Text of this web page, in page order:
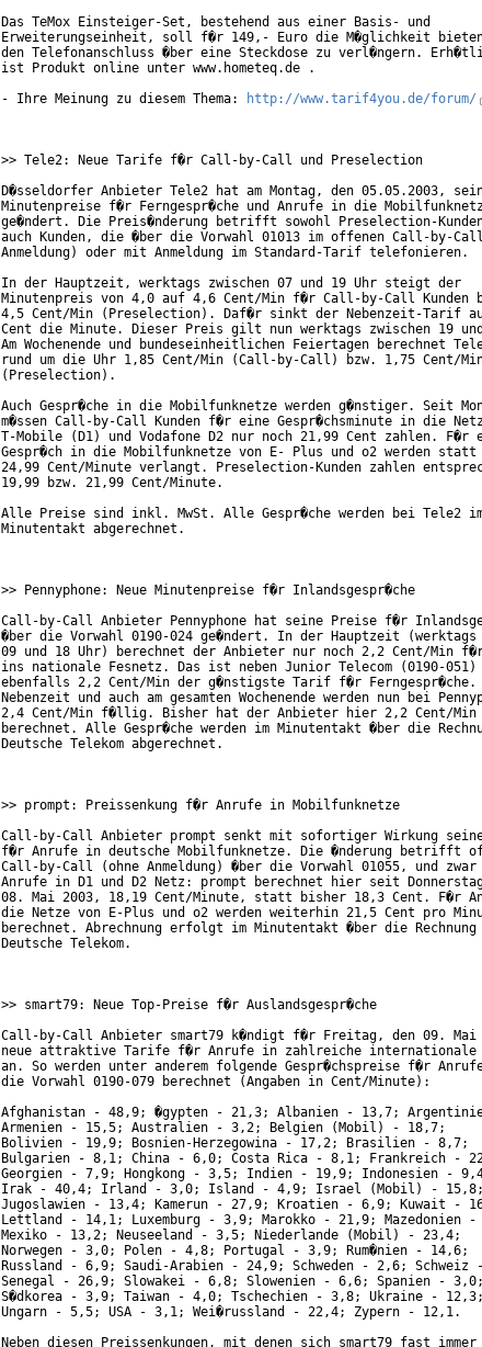
Das TeMox Einsteiger-Set, bestehend aus einer Basis- und
Erweiterungseinheit, soll f�r 149,- Euro die M�glichkeit
den Telefonanschluss �ber eine Steckdose zu verl�ngern.
ist Produkt online unter www.hometeq.de .
- Ihre Meinung zu diesem Thema:
http://www.tarif4you.de/forum/